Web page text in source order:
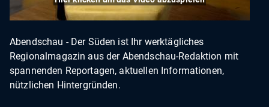
Abendschau - Der Süden ist Ihr werktägliches
Regionalmagazin aus der Abendschau-Redaktion mit
spannenden Reportagen, aktuellen Informationen,
nützlichen Hintergründen.